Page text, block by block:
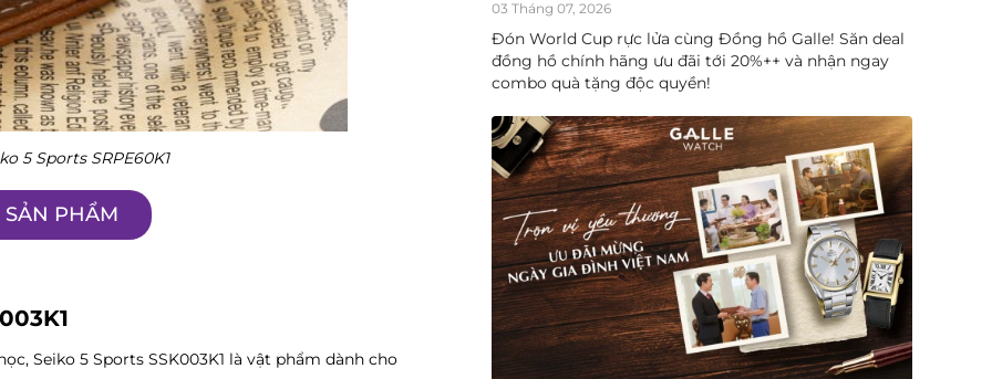
5 Sports SRPE60K1
SẢN PHẨM
Seiko 5 Sports SSK003K1 là vật phẩm dành cho
World Cup
03 Tháng 07, 2026
Đón World Cup rực lửa cùng Đồng hồ Galle! Săn deal
đồng hồ chính hãng ưu đãi tới 20%++ và nhận ngay
combo quà tặng độc quyền!